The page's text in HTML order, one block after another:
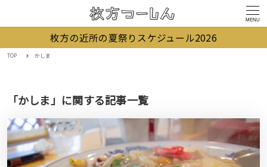
MENU
枚方の近所の夏祭りスケジュール2026
TOP かしま
「かしま」に関する記事一覧